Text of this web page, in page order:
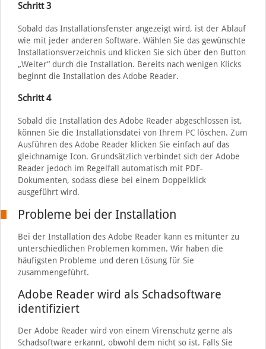
Schritt 3
Sobald das Installationsfenster angezeigt wird, ist der Ablauf
wie mit jeder anderen Software. Wählen Sie das gewünschte
Installationsverzeichnis und klicken Sie sich über den Button
„Weiter“ durch die Installation. Bereits nach wenigen Klicks
beginnt die Installation des Adobe Reader.
Schritt 4
Sobald die Installation des Adobe Reader abgeschlossen ist,
können Sie die Installationsdatei von Ihrem PC löschen. Zum
Ausführen des Adobe Reader klicken Sie einfach auf das
gleichnamige Icon. Grundsätzlich verbindet sich der Adobe
Reader jedoch im Regelfall automatisch mit PDF-
Dokumenten, sodass diese bei einem Doppelklick
ausgeführt wird.
Probleme bei der Installation
Bei der Installation des Adobe Reader kann es mitunter zu
unterschiedlichen Problemen kommen. Wir haben die
häufigsten Probleme und deren Lösung für Sie
zusammengeführt.
Adobe Reader wird als Schadsoftware
identifiziert
Der Adobe Reader wird von einem Virenschutz gerne als
Schadsoftware erkannt, obwohl dem nicht so ist. Falls Sie